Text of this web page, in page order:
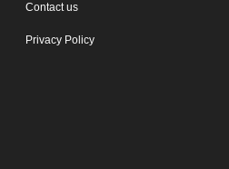
Contact us
Privacy Policy